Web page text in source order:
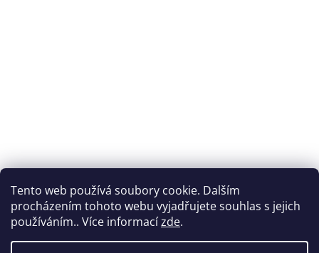
Tento web používá soubory cookie. Dalším
procházením tohoto webu vyjadřujete souhlas s jejich
používáním.. Více informacízde.